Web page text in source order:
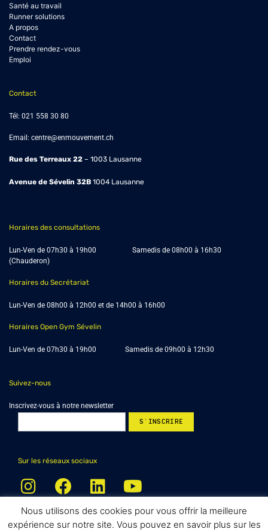
Santé au travail
Runner solutions
A propos
Contact
Prendre rendez-vous
Emploi
Contact
Tél: 021 558 30 80
Email: centre@enmouvement.ch
Rue des Terreaux 22 – 1003 Lausanne
Avenue de Sévelin 32B 1004 Lausanne
Horaires des consultations
Lun-Ven de 07h30 à 19h00 Samedis de 08h00 à 16h30
(Chauderon)
Horaires du Secrétariat
Lun-Ven de 08h00 à 12h00 et de 14h00 à 16h00
Horaires Open Gym Sévelin
Lun-Ven de 07h30 à 19h00 Samedis de 09h00 à 12h30
Suivez-nous
Inscrivez-vous à notre newsletter
Sur les réseaux sociaux
Nous utilisons des cookies pour vous offrir la meilleure
expérience sur notre site. Vous pouvez en savoir plus sur les